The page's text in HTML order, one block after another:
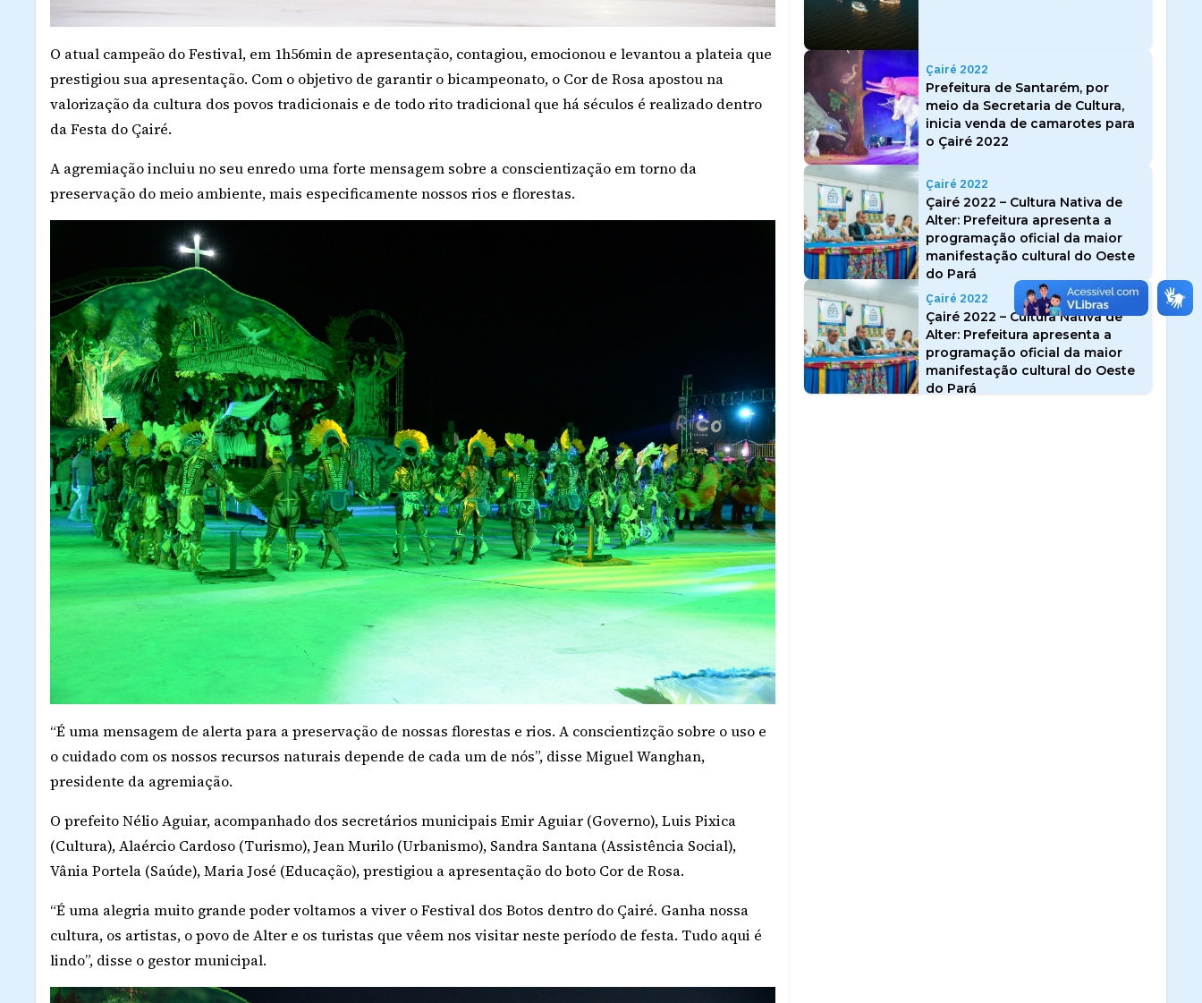
O atual campeão do Festival, em 1h56min de apresentação, contagiou, emocionou e levantou a plateia que
prestigiou sua apresentação. Com o objetivo de garantir o bicampeonato, o Cor de Rosa apostou na
valorização da cultura dos povos tradicionais e de todo rito tradicional que há séculos é realizado dentro
da Festa do Çairé.
A agremiação incluiu no seu enredo uma forte mensagem sobre a conscientização em torno da
preservação do meio ambiente, mais especificamente nossos rios e florestas.
“É uma mensagem de alerta para a preservação de nossas florestas e rios. A conscientizção sobre o uso e
o cuidado com os nossos recursos naturais depende de cada um de nós”, disse Miguel Wanghan,
presidente da agremiação.
O prefeito Nélio Aguiar, acompanhado dos secretários municipais Emir Aguiar (Governo), Luis Pixica
(Cultura), Alaércio Cardoso (Turismo), Jean Murilo (Urbanismo), Sandra Santana (Assistência Social),
Vânia Portela (Saúde), Maria José (Educação), prestigiou a apresentação do boto Cor de Rosa.
“É uma alegria muito grande poder voltamos a viver o Festival dos Botos dentro do Çairé. Ganha nossa
cultura, os artistas, o povo de Alter e os turistas que vêem nos visitar neste período de festa. Tudo aqui é
lindo”, disse o gestor municipal.
Çairé 2022
Prefeitura de Santarém, por
meio da Secretaria de Cultura,
inicia venda de camarotes para
o Çairé 2022
Çairé 2022
Çairé 2022 – Cultura Nativa de
Alter: Prefeitura apresenta a
programação oficial da maior
manifestação cultural do Oeste
do Pará
Çairé 2022
Çairé 2022 – Cultura Nativa de
Alter: Prefeitura apresenta a
programação oficial da maior
manifestação cultural do Oeste
do Pará